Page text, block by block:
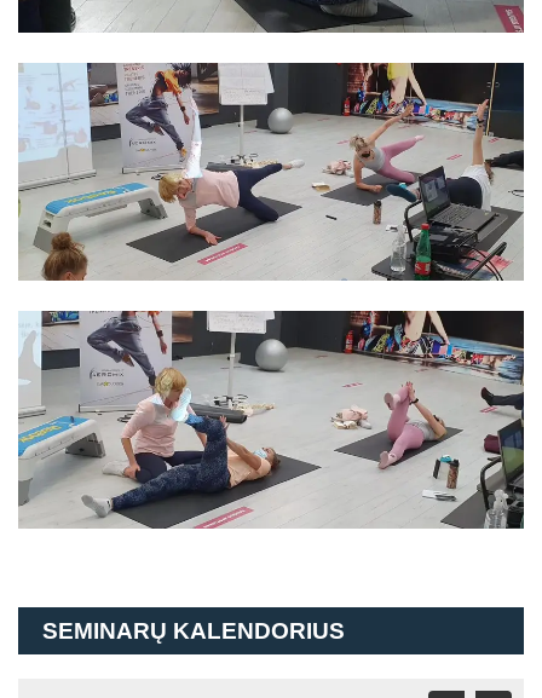
SEMINARŲ KALENDORIUS